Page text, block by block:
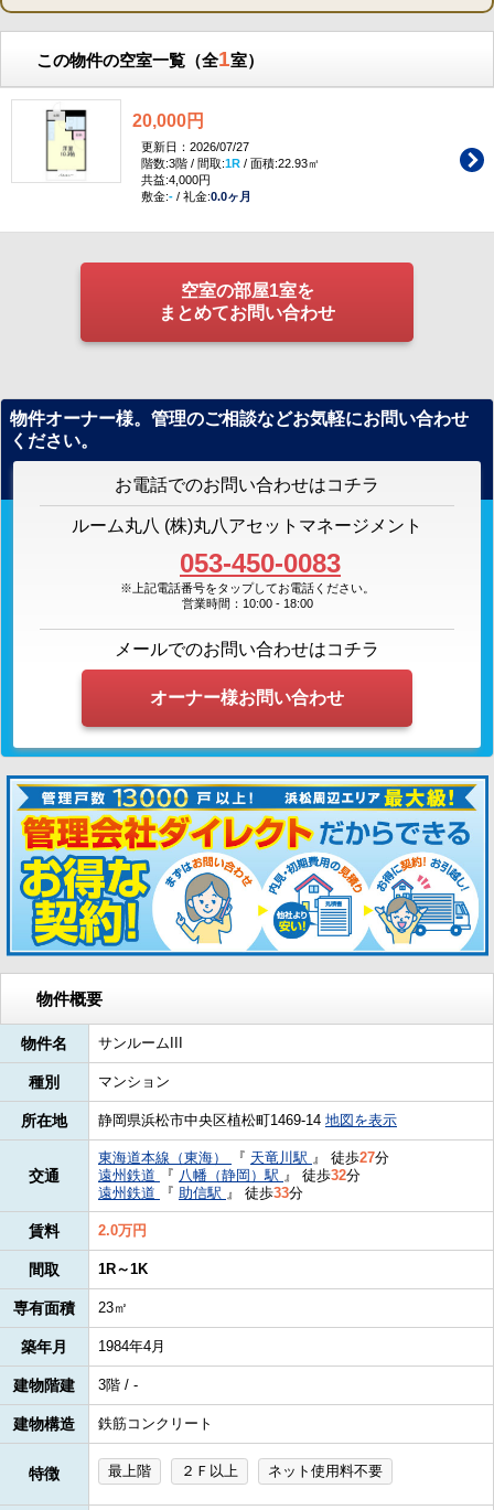
この物件の空室一覧（全1室）
20,000円
更新日：2026/07/27
階数:3階 / 間取:1R / 面積:22.93㎡
共益:4,000円
敷金:- / 礼金:0.0ヶ月
空室の部屋1室を
まとめてお問い合わせ
物件オーナー様。管理のご相談などお気軽にお問い合わせ
ください。
お電話でのお問い合わせはコチラ
ルーム丸八 (株)丸八アセットマネージメント
053-450-0083
※上記電話番号をタップしてお電話ください。
営業時間：10:00 - 18:00
メールでのお問い合わせはコチラ
オーナー様お問い合わせ
物件概要
物件名 サンルームIII
種別 マンション
所在地 静岡県浜松市中央区植松町1469-14 地図を表示
交通
東海道本線（東海） 『 天竜川駅 』 徒歩27分
遠州鉄道
『 八幡（静岡）駅 』 徒歩32分
遠州鉄道
『 助信駅 』 徒歩33分
賃料 2.0万円
間取 1R～1K
専有面積 23㎡
築年月 1984年4月
建物階建 3階 / -
建物構造 鉄筋コンクリート
特徴 最上階 ２Ｆ以上 ネット使用料不要